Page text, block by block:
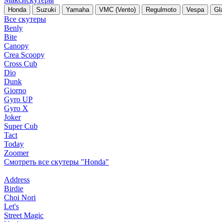
Honda Suzuki Yamaha VMC (Vento) Regulmoto Vespa
Все скутеры
Benly
Bite
Canopy
Crea Scoopy
Cross Cub
Dio
Dunk
Giorno
Gyro UP
Gyro X
Joker
Super Cub
Tact
Today
Zoomer
Смотреть все скутеры "Honda"
Address
Birdie
Choi Nori
Let's
Street Magic